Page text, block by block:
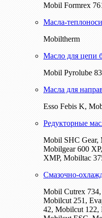
Mobil Formrex
Масла-
Mobiltherm
Масло для цепи
Mobil Pyrolube
Масла для
Esso Febis K,
Редукторные
Mobil SHC Gear,
Mobilgear 600
XМP, Mobiltac
Смазочно-
Mobil Cutrex
Mobilcut 251,
42, Mobilcut 122,